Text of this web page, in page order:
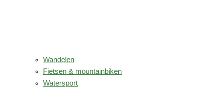
Wandelen
Fietsen & mountainbiken
Watersport